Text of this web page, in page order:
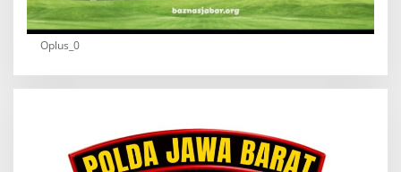
Oplus_0